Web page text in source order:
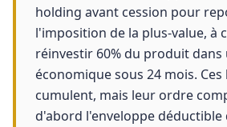
holding avant cession pour
l'imposition de la plus-value, à
réinvestir 60% du produit dans
économique sous 24 mois. Ces
cumulent, mais leur ordre
d'abord l'enveloppe déductible